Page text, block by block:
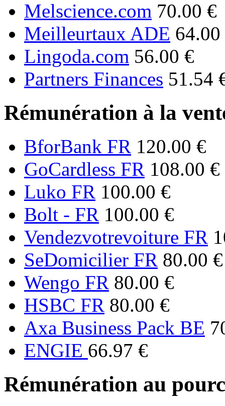
Melscience.com 70.00 €
Meilleurtaux ADE 64.00
Lingoda.com 56.00 €
Partners Finances 51.54
Rémunération à la
BforBank FR 120.00 €
GoCardless FR 108.00 €
Luko FR 100.00 €
Bolt - FR 100.00 €
Vendezvotrevoiture FR
SeDomicilier FR 80.00 €
Wengo FR 80.00 €
HSBC FR 80.00 €
Axa Business Pack BE
ENGIE 66.97 €
Rémunération au